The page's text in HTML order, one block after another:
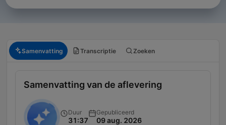
Samenvatting Transcriptie Zoeken
Samenvatting van de aflevering
Duur
31:37
Gepubliceerd
09 aug. 2026